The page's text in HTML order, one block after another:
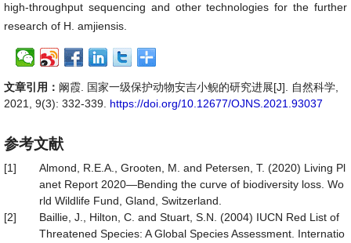
high-throughput sequencing and other technologies for the further
research of H. amjiensis.
文章引用： 阚霞. 国家一级保护动物安吉小鲵的研究进展[J]. 自然科学,
2021, 9(3): 332-339. https://doi.org/10.12677/OJNS.2021.93037
参考文献
[1]
Almond, R.E.A., Grooten, M. and Petersen, T. (2020) Living Pl
anet Report 2020—Bending the curve of biodiversity loss. Wo
rld Wildlife Fund, Gland, Switzerland.
[2]
Baillie, J., Hilton, C. and Stuart, S.N. (2004) IUCN Red List of
Threatened Species: A Global Species Assessment. Internatio